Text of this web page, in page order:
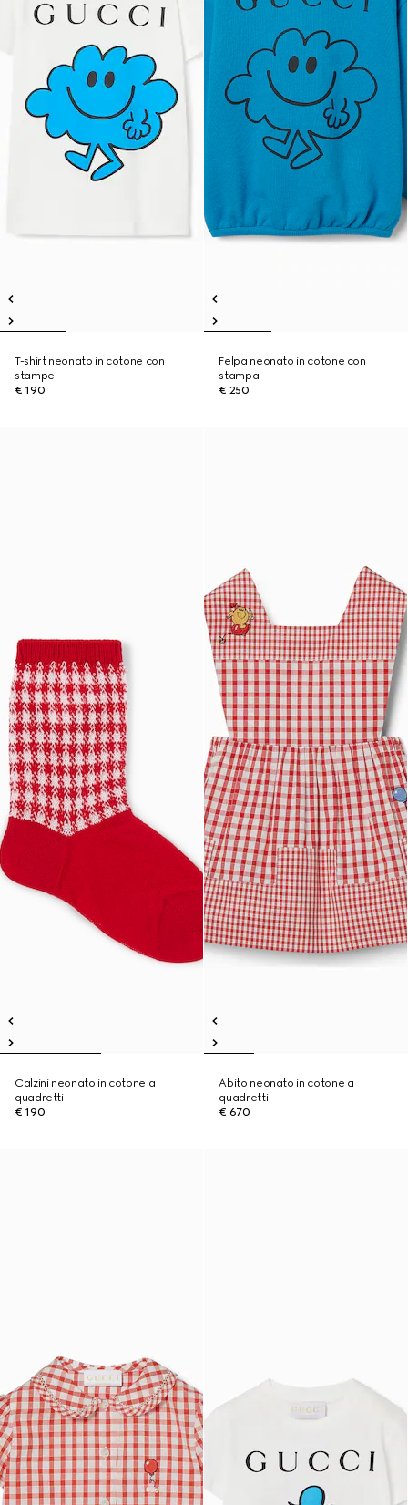
T-shirt neonato in cotone con
stampe
€ 190
Felpa neonato in cotone con
stampa
€ 250
Calzini neonato in cotone a
quadretti
€ 190
Abito neonato in cotone a
quadretti
€ 670